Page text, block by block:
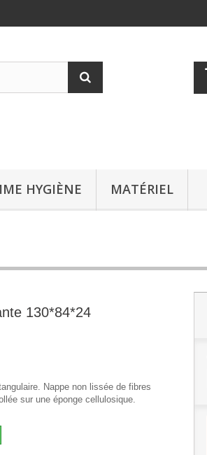
HYGIÈNE MATÉRIEL
130*84*24
Nappe non lissée de fibres
sur une éponge cellulosique.